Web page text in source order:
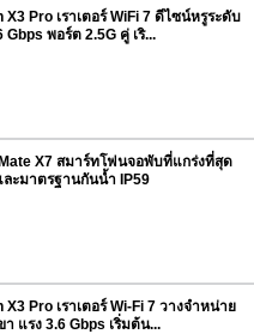
X3 Pro เราเตอร์ WiFi 7 ดีไซน์หรูระดับ
พอร์ต 2.5G คู่ เริ...
Mate X7 สมาร์ทโฟนจอพับที่แกร่งที่สุด
ะมาตรฐานกันน้ำ IP59
X3 Pro เราเตอร์ Wi-Fi 7 วางจำหน่าย
แรง 3.6 Gbps เริ่มต้น...